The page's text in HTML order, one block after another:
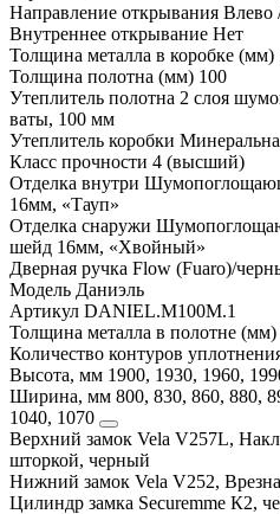
Направление открывания Влево
Внутреннее открывание Нет
Толщина металла в коробке (мм)
Толщина полотна (мм) 100
Утеплитель полотна 2 слоя
ваты, 100 мм
Утеплитель коробки
Класс прочности 4 (высший)
Отделка внутри
16мм, «Тауп»
Отделка снаружи
шейд 16мм, «Хвойный»
Дверная ручка Flow (Fuaro)/
Модель Даниэль
Артикул DANIEL.M100M.1
Толщина металла в полотне (мм)
Количество контуров
Высота, мм 1900, 1930, 1960,
Ширина, мм 800, 830, 860, 880,
1040, 1070
Верхний замок Vela V257L,
шторкой, черный
Нижний замок Vela V252,
Цилиндр замка Securemme К2,